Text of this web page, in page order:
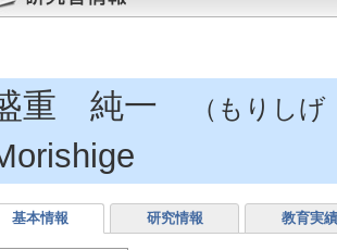
重 純一 （もりし
基本情報 研究情報 教育実績